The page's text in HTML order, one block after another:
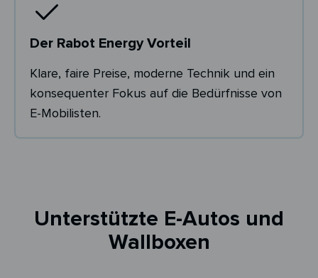
Der Rabot Energy Vorteil
Klare, faire Preise, moderne Technik und ein
konsequenter Fokus auf die Bedürfnisse von
E-Mobilisten.
Unterstützte E-Autos und
Wallboxen